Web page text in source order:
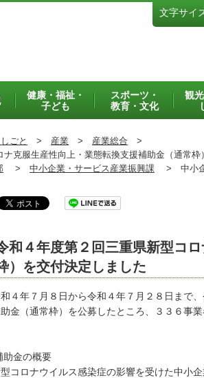
文字サイ
健康・福祉・
子ども
スポーツ・
教育・文化
観
ごと > 産業 > 産業総合 >
克服生産性向上・業態転換支援補助金（通常枠
> 中小企業・サービス産業振興課 > 中小
和４年度第２回三重県新型コ
）を交付決定しました
４年７月８日から令和４年７月２８日まで
金（通常枠）を公募したところ、３３６事
助金の概要
コロナウイルス感染症の影響を受けた中小